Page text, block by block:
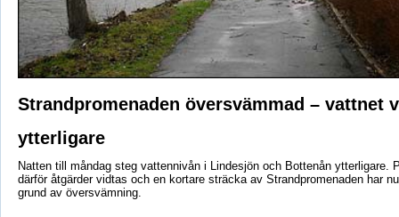
Strandpromenaden översvämmad – vattnet
ytterligare
Natten till måndag steg vattennivån i Lindesjön och Bottenån ytterligare.
därför åtgärder vidtas och en kortare sträcka av Strandpromenaden har
grund av översvämning.